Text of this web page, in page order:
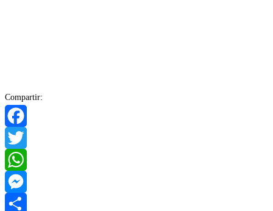
Compartir:
Facebook
Twitter
WhatsApp
Messenger